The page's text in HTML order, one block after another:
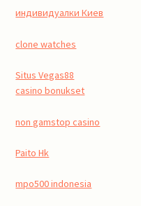
индивидуалки Киев
clone watches
Situs Vegas88
casino bonukset
non gamstop casino
Paito Hk
mpo500 indonesia